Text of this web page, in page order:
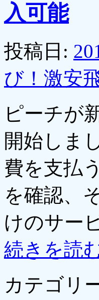
入可能
投稿日:
び！激安
ピーチが
開始しま
費を支払
を確認、
けのサー
続きを読
カテゴリ